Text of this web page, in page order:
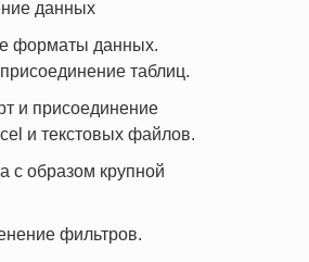
данных
форматы данных.
таблиц.
и присоединение
и текстовых файлов.
с образом крупной
фильтров.